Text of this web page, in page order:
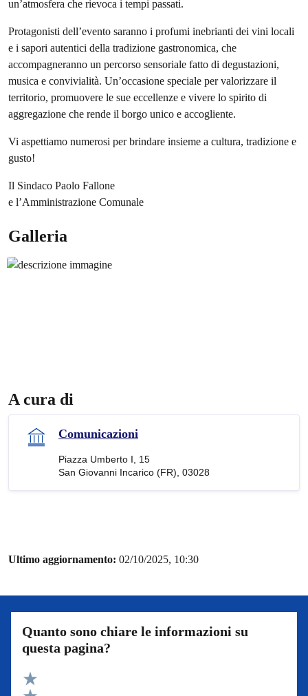
un’atmosfera che rievoca i tempi passati.
Protagonisti dell’evento saranno i profumi inebrianti dei vini locali
e i sapori autentici della tradizione gastronomica, che
accompagneranno un percorso sensoriale fatto di degustazioni,
musica e convivialità. Un’occasione speciale per valorizzare il
territorio, promuovere le sue eccellenze e vivere lo spirito di
aggregazione che rende il borgo unico e accogliente.
Vi aspettiamo numerosi per brindare insieme a cultura, tradizione e
gusto!
Il Sindaco Paolo Fallone
e l’Amministrazione Comunale
Galleria
A cura di
Comunicazioni
Piazza Umberto I, 15
San Giovanni Incarico (FR), 03028
Ultimo aggiornamento: 02/10/2025, 10:30
Quanto sono chiare le informazioni su
questa pagina?